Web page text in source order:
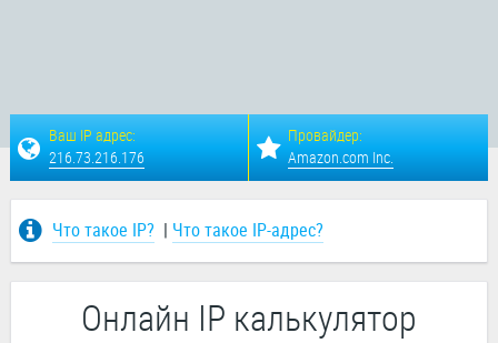
Ваш IP адрес:
216.73.216.176
Провайдер:
Amazon.com Inc.
Что такое IP? | Что такое IP-адрес?
Онлайн IP калькулятор